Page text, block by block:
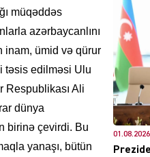
müqəddəs
azərbaycanlını
inam, ümid və qürur
təsis edilməsi Ulu
Respublikası Ali
dünya
birinə çevirdi. Bu
yanaşı, bütün
DÜNYA
01.08.2026